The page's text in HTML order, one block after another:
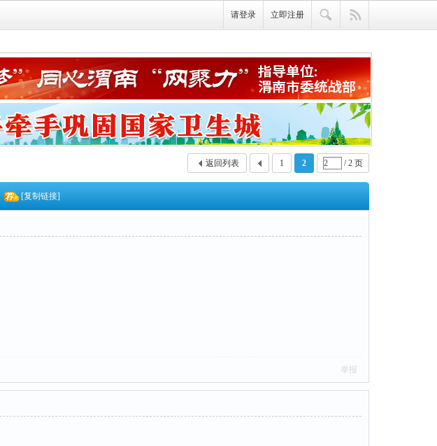
请登录 立即注册
1 2 / 2 页
返回列表
[复制链接]
举报